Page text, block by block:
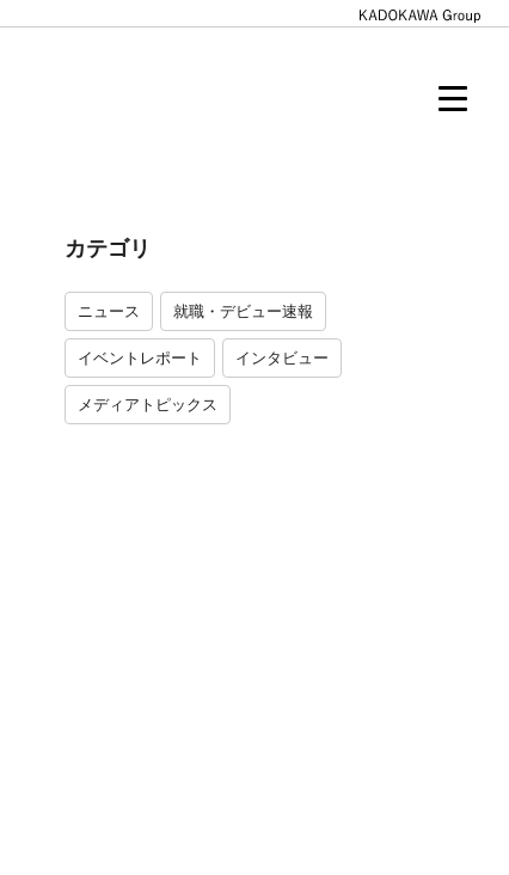
カテゴリ
ニュース 就職・デビュー速報
イベントレポート インタビュー
メディアトピックス